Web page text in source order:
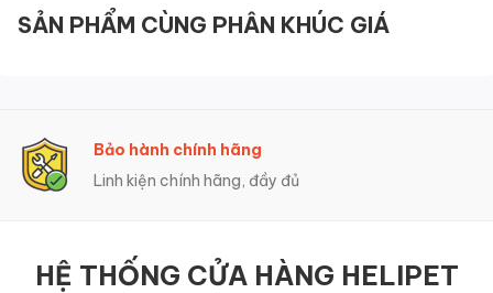
SẢN PHẨM CÙNG PHÂN KHÚC GIÁ
Bảo hành chính hãng
Linh kiện chính hãng, đầy đủ
HỆ THỐNG CỬA HÀNG HELIPET